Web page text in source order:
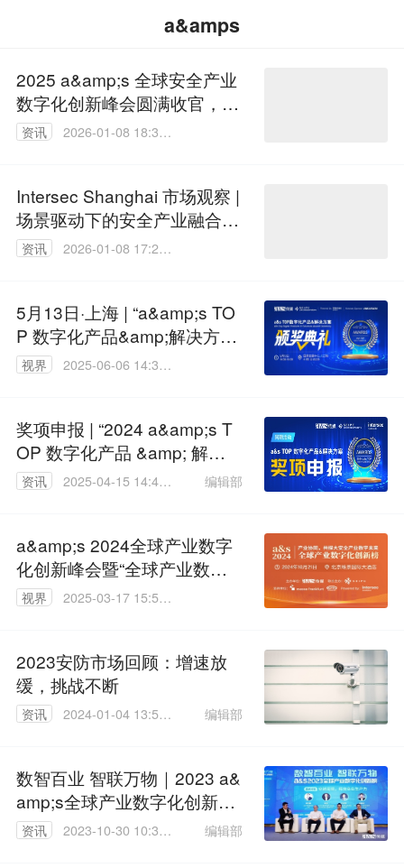
a&amps
2025 a&amp;s 全球安全产业
数字化创新峰会圆满收官，20
26 Intersec Shanghai 展览会
资讯
2026-01-08 18:33:
Intersec Shanghai 市场观察 |
场景驱动下的安全产业融合创
新之路
资讯
2026-01-08 17:29:
5月13日·上海 | “a&amp;s TO
P 数字化产品&amp;解决方
案”颁奖典礼
视界
2025-06-06 14:30:
奖项申报 | “2024 a&amp;s T
OP 数字化产品 &amp; 解决
方案”奖项申报正式开启!
资讯
2025-04-15 14:46:
编辑部
a&amp;s 2024全球产业数字
化创新峰会暨“全球产业数字
化创新榜”颁奖典礼
视界
2025-03-17 15:59:
2023安防市场回顾：增速放
缓，挑战不断
资讯
2024-01-04 13:59:
编辑部
数智百业 智联万物｜2023 a&
amp;s全球产业数字化创新峰
会圆满落幕
资讯
2023-10-30 10:37:
编辑部